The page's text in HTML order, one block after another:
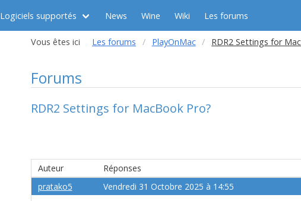
Logiciels supportés News Wine Wiki Les forums
Vous êtes ici Les forums PlayOnMac RDR2 Settings for
Forums
RDR2 Settings for MacBook Pro?
Auteur
Réponses
pratako5
Vendredi 31 Octobre 2025 à 14:55